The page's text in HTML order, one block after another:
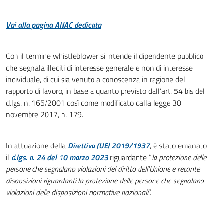
Vai alla pagina ANAC dedicata
Con il termine whistleblower si intende il dipendente pubblico
che segnala illeciti di interesse generale e non di interesse
individuale, di cui sia venuto a conoscenza in ragione del
rapporto di lavoro, in base a quanto previsto dall’art. 54 bis del
d.lgs. n. 165/2001 così come modificato dalla legge 30
novembre 2017, n. 179.
In attuazione della Direttiva (UE) 2019/1937, è stato emanato
il d.lgs. n. 24 del 10 marzo 2023riguardante “la protezione delle
persone che segnalano violazioni del diritto dell'Unione e recante
disposizioni riguardanti la protezione delle persone che segnalano
violazioni delle disposizioni normative nazionali”.